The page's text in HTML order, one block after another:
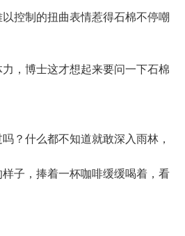
控制的扭曲表情惹得石棉不停嘲
博士这才想起来要问一下石棉
什么都不知道就敢深入雨林，
子，捧着一杯咖啡缓缓喝着，看